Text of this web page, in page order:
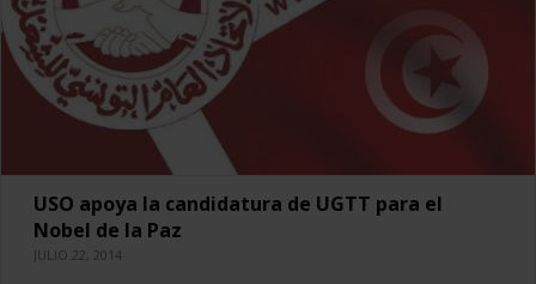
USO apoya la candidatura de UGTT para el
Nobel de la Paz
JULIO 22, 2014